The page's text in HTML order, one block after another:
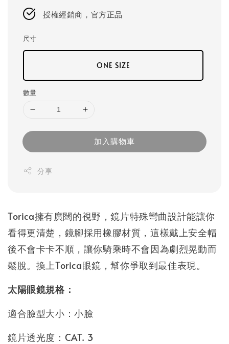
授權經銷商，官方正品
尺寸
ONE SIZE
數量
加入購物車
分享
Torica擁有廣闊的視野，鏡片特殊彎曲設計能讓你
看得更清楚，鏡腳採用橡膠材質，這樣戴上安全帽
後不會卡卡不順，讓你騎乘時不會因為劇烈晃動而
鬆脫。換上Torica眼鏡，幫你爭取到最佳表現。
太陽眼鏡規格：
適合臉型大小：小臉
鏡片透光度：CAT. 3